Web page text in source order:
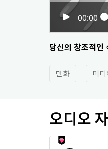
00:00
당신의 창조적인
만화 미디
오디오